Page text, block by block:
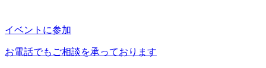
イベントに参加
お電話でもご相談を承っております